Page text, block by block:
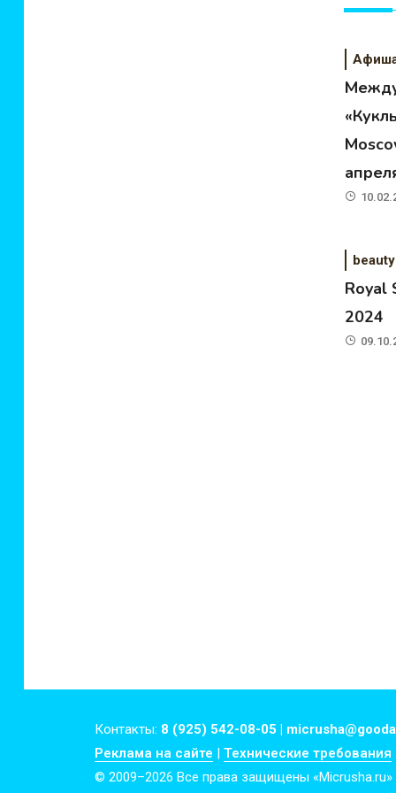
Royal
2024
Контакты: 8 (925) 542-08-05 |
Реклама на сайте | Технические требования
© 2009–2026 Все права защищены «Micrusha.ru»